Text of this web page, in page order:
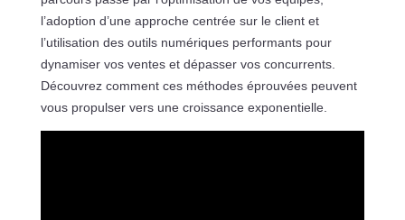
l’adoption d’une approche centrée sur le client et
l’utilisation des outils numériques performants pour
dynamiser vos ventes et dépasser vos concurrents.
Découvrez comment ces méthodes éprouvées peuvent
vous propulser vers une croissance exponentielle.